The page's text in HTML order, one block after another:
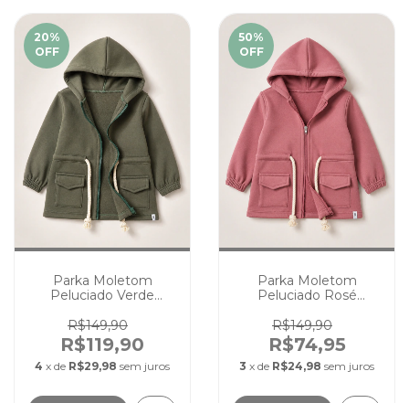
20%
OFF
Parka Moletom
Peluciado Verde
Unissex Quentinha
Capuz
R$149,90
R$119,90
4 x de R$29,98 sem juros
50%
OFF
Parka Moletom
Peluciado Rosé
Quentinha Capuz
R$149,90
R$74,95
3 x de R$24,98 sem juros